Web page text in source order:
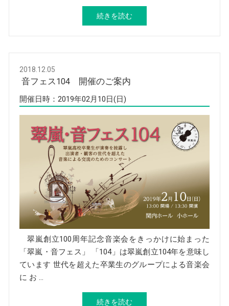
続きを読む
2018.12.05
音フェス104 開催のご案内
開催日時：2019年02月10日(日)
翠嵐創立100周年記念音楽会をきっかけに始まった
「翠嵐・音フェス」 「104」は翠嵐創立104年を意味し
ています 世代を超えた卒業生のグループによる音楽会
に お …
続きを読む